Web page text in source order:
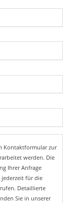
Kontaktformular zur
werden. Die
Ihrer Anfrage
jederzeit für die
Detaillierte
Sie in unserer